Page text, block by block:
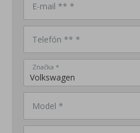
E-mail ** *
Telefón ** *
Značka *
Model *